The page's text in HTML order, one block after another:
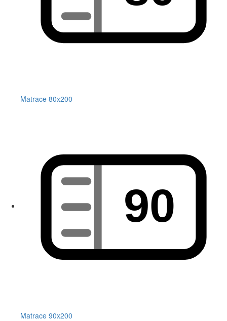
Matrace 80x200
Matrace 90x200